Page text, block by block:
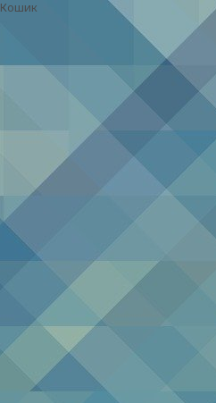
Кошик